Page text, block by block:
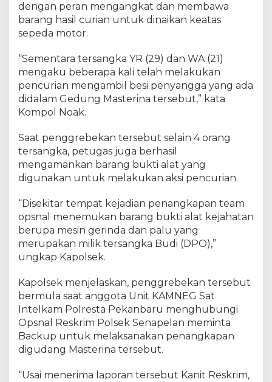
a
n
n
4
O
r
g
T
e
d
g
a
P
e
l
k
u
dengan peran mengangkat dan membawa
barang hasil curian untuk dinaikan keatas
sepeda motor.
“Sementara tersangka YR (29) dan WA (21)
mengaku beberapa kali telah melakukan
pencurian mengambil besi penyangga yang ada
didalam Gedung Masterina tersebut,” kata
Kompol Noak.
Saat penggrebekan tersebut selain 4 orang
tersangka, petugas juga berhasil
mengamankan barang bukti alat yang
digunakan untuk melakukan aksi pencurian.
“Disekitar tempat kejadian penangkapan team
opsnal menemukan barang bukti alat kejahatan
berupa mesin gerinda dan palu yang
merupakan milik tersangka Budi (DPO),”
ungkap Kapolsek.
Kapolsek menjelaskan, penggrebekan tersebut
bermula saat anggota Unit KAMNEG Sat
Intelkam Polresta Pekanbaru menghubungi
Opsnal Reskrim Polsek Senapelan meminta
Backup untuk melaksanakan penangkapan
digudang Masterina tersebut.
“Usai menerima laporan tersebut Kanit Reskrim,